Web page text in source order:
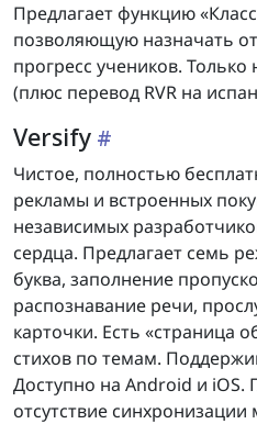
Предлагает функцию
позволяющую назначать
прогресс учеников.
(плюс перевод RVR на
Versify
Чистое, полностью
рекламы и встроенных
независимых
сердца. Предлагает семь
буква, заполнение
распознавание речи,
карточки. Есть «страница
стихов по темам.
Доступно на Android и iOS.
отсутствие